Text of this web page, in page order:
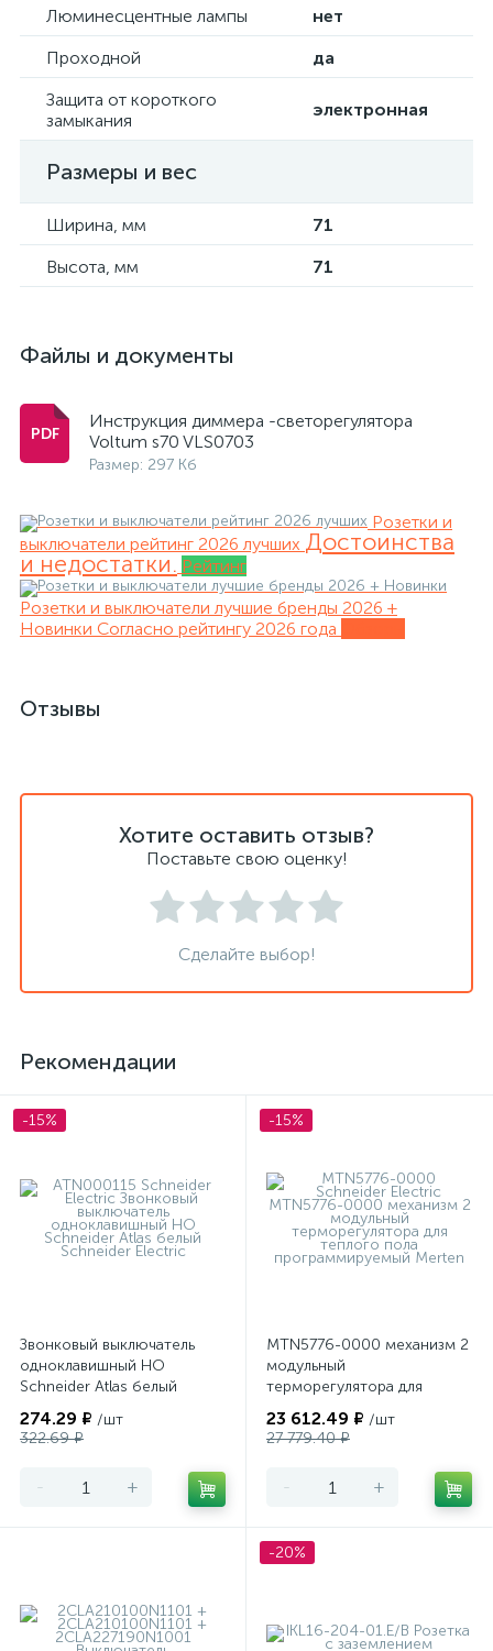
Люминесцентные лампы
нет
Проходной
да
Защита от короткого
замыкания
электронная
Размеры и вес
Ширина, мм
71
Высота, мм
71
Файлы и документы
Инструкция диммера -светорегулятора
Voltum s70 VLS0703
Размер: 297 Кб
Розетки и
выключатели рейтинг 2026 лучших Достоинства
и недостатки. Рейтинг
Розетки и выключатели лучшие бренды 2026 +
Новинки Согласно рейтингу 2026 года
Отзывы
Хотите оставить отзыв?
Поставьте свою оценку!
Сделайте выбор!
Рекомендации
-15%
Звонковый выключатель
одноклавишный НО
Schneider Atlas белый
274.29 ₽ /шт
322.69 ₽
- +
-15%
MTN5776-0000 механизм 2
модульный
терморегулятора для
программируемый Merten
23 612.49 ₽ /шт
27 779.40 ₽
- +
-20%